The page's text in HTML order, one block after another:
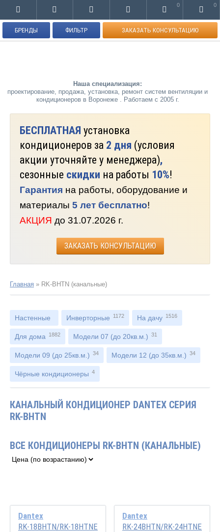
0 0
Наша специализация:
проектирование, продажа, установка, ремонт систем вентиляции и
кондиционеров в Воронеже . Работаем с 2005 г.
БРЕНДЫ ФИЛЬТР ЗАКАЗАТЬ КОНСУЛЬТАЦИЮ
БЕСПЛАТНАЯ установка
кондиционеров за 2 дня (условия
акции уточняйте у менеджера),
сезонные скидки на работы 10%!
Гарантия на работы, оборудование и
материалы 5 лет бесплатно!
АКЦИЯ до 31.07.2026 г.
ЗАКАЗАТЬ КОНСУЛЬТАЦИЮ
Главная » RK-BHTN (канальные)
Настенные Инверторные 1172 На дачу 1516
Для дома 1882 Модели 07 (до 20кв.м.) 31
Модели 09 (до 25кв.м.) 34 Модели 12 (до 35кв.м.) 34
Чёрные кондиционеры 4
КАНАЛЬНЫЙ КОНДИЦИОНЕР DANTEX СЕРИЯ
RK-BHTN
ВСЕ КОНДИЦИОНЕРЫ RK-BHTN (КАНАЛЬНЫЕ)
Dantex
RK-18BHTN/RK-18HTNE-W
Dantex
RK-24BHTN/RK-24HTNE-W